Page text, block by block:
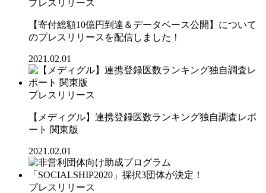
プレスリリース
【寄付総額10億円到達＆データベース公開】について
のプレスリリースを配信しました！
2021.02.01
プレスリリース
【メディグル】連携登録医数ランキング独⾃調査レポ
ート 関東版
2021.02.01
プレスリリース